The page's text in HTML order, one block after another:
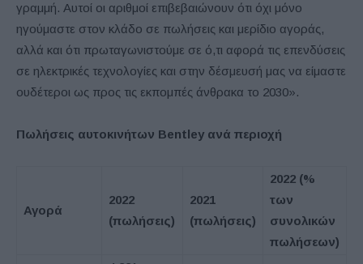
γραμμή. Αυτοί οι αριθμοί επιβεβαιώνουν ότι όχι μόνο
ηγούμαστε στον κλάδο σε πωλήσεις και μερίδιο αγοράς,
αλλά και ότι πρωταγωνιστούμε σε ό,τι αφορά τις επενδύσεις
σε ηλεκτρικές τεχνολογίες και στην δέσμευσή μας να είμαστε
ουδέτεροι ως προς τις εκπομπές άνθρακα το 2030».
Πωλήσεις αυτοκινήτων Bentley ανά περιοχή
Αγορά
2022
(πωλήσεις)
2021
(πωλήσεις)
2022 (%
των
συνολικών
πωλήσεων)